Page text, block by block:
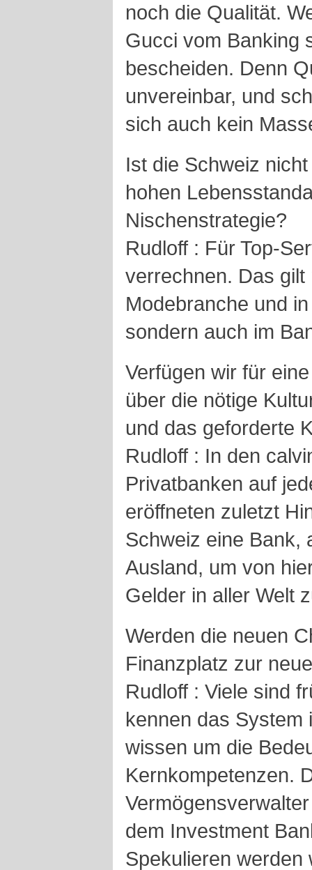
noch die Qualität.
Gucci vom Banking
bescheiden. Denn
unvereinbar, und
sich auch kein
Ist die Schweiz
hohen
Nischenstrategie?
Rudloff : Für Top-
verrechnen. Das
Modebranche und
sondern auch im
Verfügen wir für
über die nötige
und das geforderte
Rudloff : In den
Privatbanken auf
eröffneten zuletzt
Schweiz eine Bank,
Ausland, um von
Gelder in aller Welt
Werden die neuen
Finanzplatz zur
Rudloff : Viele sind
kennen das System
wissen um die
Kernkompetenzen.
dem Investment
Spekulieren werden